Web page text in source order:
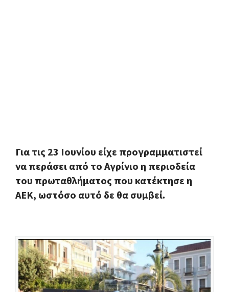
Για τις 23 Ιουνίου είχε προγραμματιστεί
να περάσει από το Αγρίνιο η περιοδεία
του πρωταθλήματος που κατέκτησε η
ΑΕΚ, ωστόσο αυτό δε θα συμβεί.